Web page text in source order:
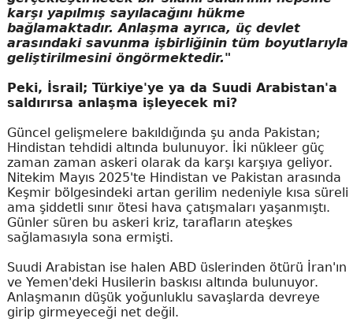
karşı yapılmış sayılacağını hükme
bağlamaktadır. Anlaşma ayrıca, üç devlet
arasındaki savunma işbirliğinin tüm boyutlarıyla
geliştirilmesini öngörmektedir."
Peki, İsrail; Türkiye'ye ya da Suudi Arabistan'a
saldırırsa anlaşma işleyecek mi?
Güncel gelişmelere bakıldığında şu anda Pakistan;
Hindistan tehdidi altında bulunuyor. İki nükleer güç
zaman zaman askeri olarak da karşı karşıya geliyor.
Nitekim Mayıs 2025'te Hindistan ve Pakistan arasında
Keşmir bölgesindeki artan gerilim nedeniyle kısa süreli
ama şiddetli sınır ötesi hava çatışmaları yaşanmıştı.
Günler süren bu askeri kriz, tarafların ateşkes
sağlamasıyla sona ermişti.
Suudi Arabistan ise halen ABD üslerinden ötürü İran'ın
ve Yemen'deki Husilerin baskısı altında bulunuyor.
Anlaşmanın düşük yoğunluklu savaşlarda devreye
girip girmeyeceği net değil.